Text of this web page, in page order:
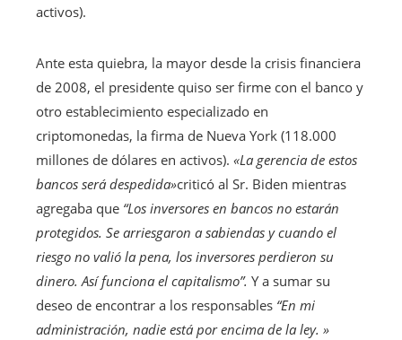
activos).
Ante esta quiebra, la mayor desde la crisis financiera
de 2008, el presidente quiso ser firme con el banco y
otro establecimiento especializado en
criptomonedas, la firma de Nueva York (118.000
millones de dólares en activos). «La gerencia de estos
bancos será despedida»criticó al Sr. Biden mientras
agregaba que “Los inversores en bancos no estarán
protegidos. Se arriesgaron a sabiendas y cuando el
riesgo no valió la pena, los inversores perdieron su
dinero. Así funciona el capitalismo”. Y a sumar su
deseo de encontrar a los responsables “En mi
administración, nadie está por encima de la ley. »